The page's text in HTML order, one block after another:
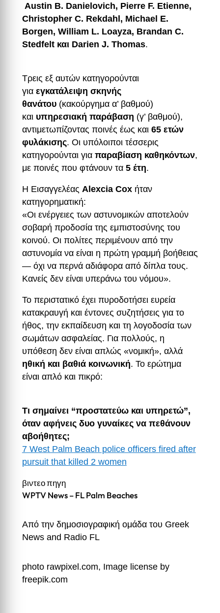
Austin B. Danielovich, Pierre F. Etienne,
Christopher C. Rekdahl, Michael E.
Borgen, William L. Loayza, Brandan C.
Stedfelt και Darien J. Thomas.
Τρεις εξ αυτών κατηγορούνται
για εγκατάλειψη σκηνής
θανάτου(κακούργημα α’ βαθμού)
και υπηρεσιακή παράβαση (γ’ βαθμού),
αντιμετωπίζοντας ποινές έως και 65 ετών
φυλάκισης. Οι υπόλοιποι τέσσερις
κατηγορούνται για παραβίαση καθηκόντων,
με ποινές που φτάνουν τα 5 έτη.
Η Εισαγγελέας Alexcia Coxήταν
κατηγορηματική:
«Οι ενέργειες των αστυνομικών αποτελούν
σοβαρή προδοσία της εμπιστοσύνης του
κοινού. Οι πολίτες περιμένουν από την
αστυνομία να είναι η πρώτη γραμμή βοήθειας
— όχι να περνά αδιάφορα από δίπλα τους.
Κανείς δεν είναι υπεράνω του νόμου».
Το περιστατικό έχει πυροδοτήσει ευρεία
κατακραυγή και έντονες συζητήσεις για το
ήθος, την εκπαίδευση και τη λογοδοσία των
σωμάτων ασφαλείας. Για πολλούς, η
υπόθεση δεν είναι απλώς «νομική», αλλά
ηθική και βαθιά κοινωνική. Το ερώτημα
είναι απλό και πικρό:
Τι σημαίνει “προστατεύω και υπηρετώ”,
όταν αφήνεις δυο γυναίκες να πεθάνουν
αβοήθητες;
7 West Palm Beach police officers fired after
pursuit that killed 2 women
βιντεο πηγη
WPTV News – FL Palm Beaches
Από την δημοσιογραφική ομάδα του Greek
News and Radio FL
photo rawpixel.com, Image license by
freepik.com